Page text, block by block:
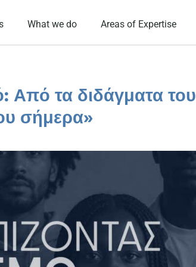
What we do Areas of Expertise
Από τα διδάγματα του
σήμερα»